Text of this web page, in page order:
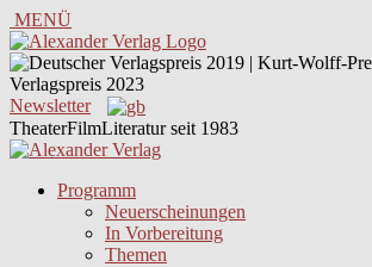
MENÜ
Newsletter
TheaterFilmLiteratur seit 1983
Programm
Neuerscheinungen
In Vorbereitung
Themen